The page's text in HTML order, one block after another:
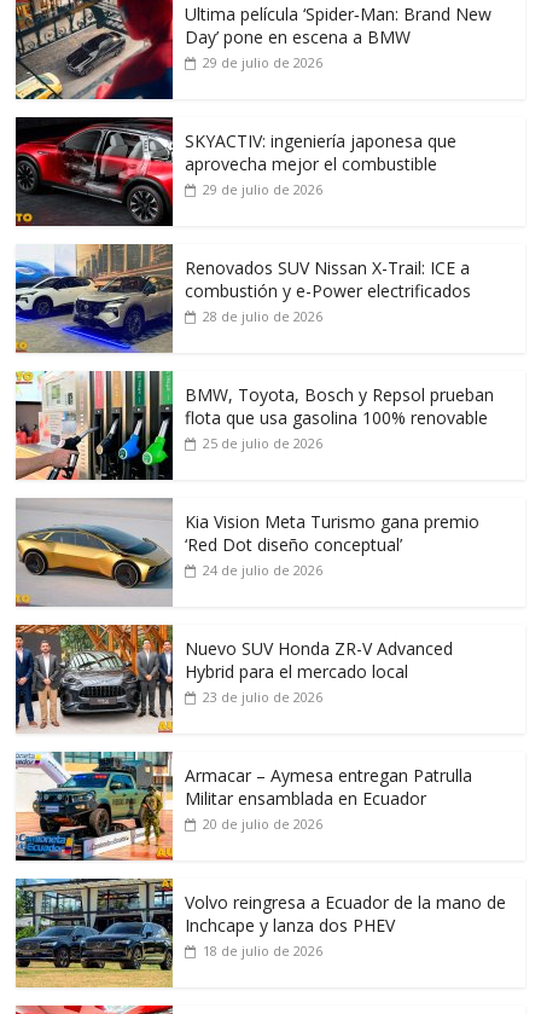
Ultima película ‘Spider‑Man: Brand New
Day’ pone en escena a BMW
29 de julio de 2026
SKYACTIV: ingeniería japonesa que
aprovecha mejor el combustible
29 de julio de 2026
Renovados SUV Nissan X-Trail: ICE a
combustión y e-Power electrificados
28 de julio de 2026
BMW, Toyota, Bosch y Repsol prueban
flota que usa gasolina 100% renovable
25 de julio de 2026
Kia Vision Meta Turismo gana premio
‘Red Dot diseño conceptual’
24 de julio de 2026
Nuevo SUV Honda ZR-V Advanced
Hybrid para el mercado local
23 de julio de 2026
Armacar – Aymesa entregan Patrulla
Militar ensamblada en Ecuador
20 de julio de 2026
Volvo reingresa a Ecuador de la mano de
Inchcape y lanza dos PHEV
18 de julio de 2026